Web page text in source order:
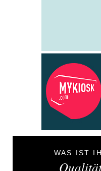
WAS IST